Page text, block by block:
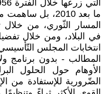
ما بعد 2010،
المسار الثّوري، من خلال
في البلاد، ومن خلال
انتخابات المجلس
المطالب - بدون برنامج
الأوهام حول الحلول
الضّرورية للإستفادة من